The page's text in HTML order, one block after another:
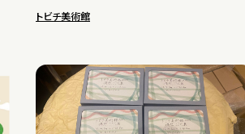
トビチ美術館